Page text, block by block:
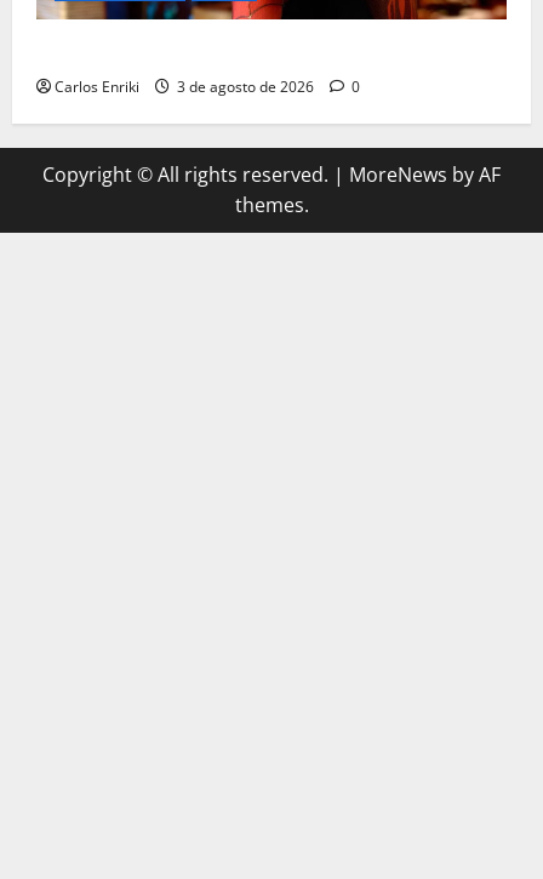
Carlos Enriki 3 de agosto de 2026 0
Copyright © All rights reserved. | MoreNews by AF
themes.